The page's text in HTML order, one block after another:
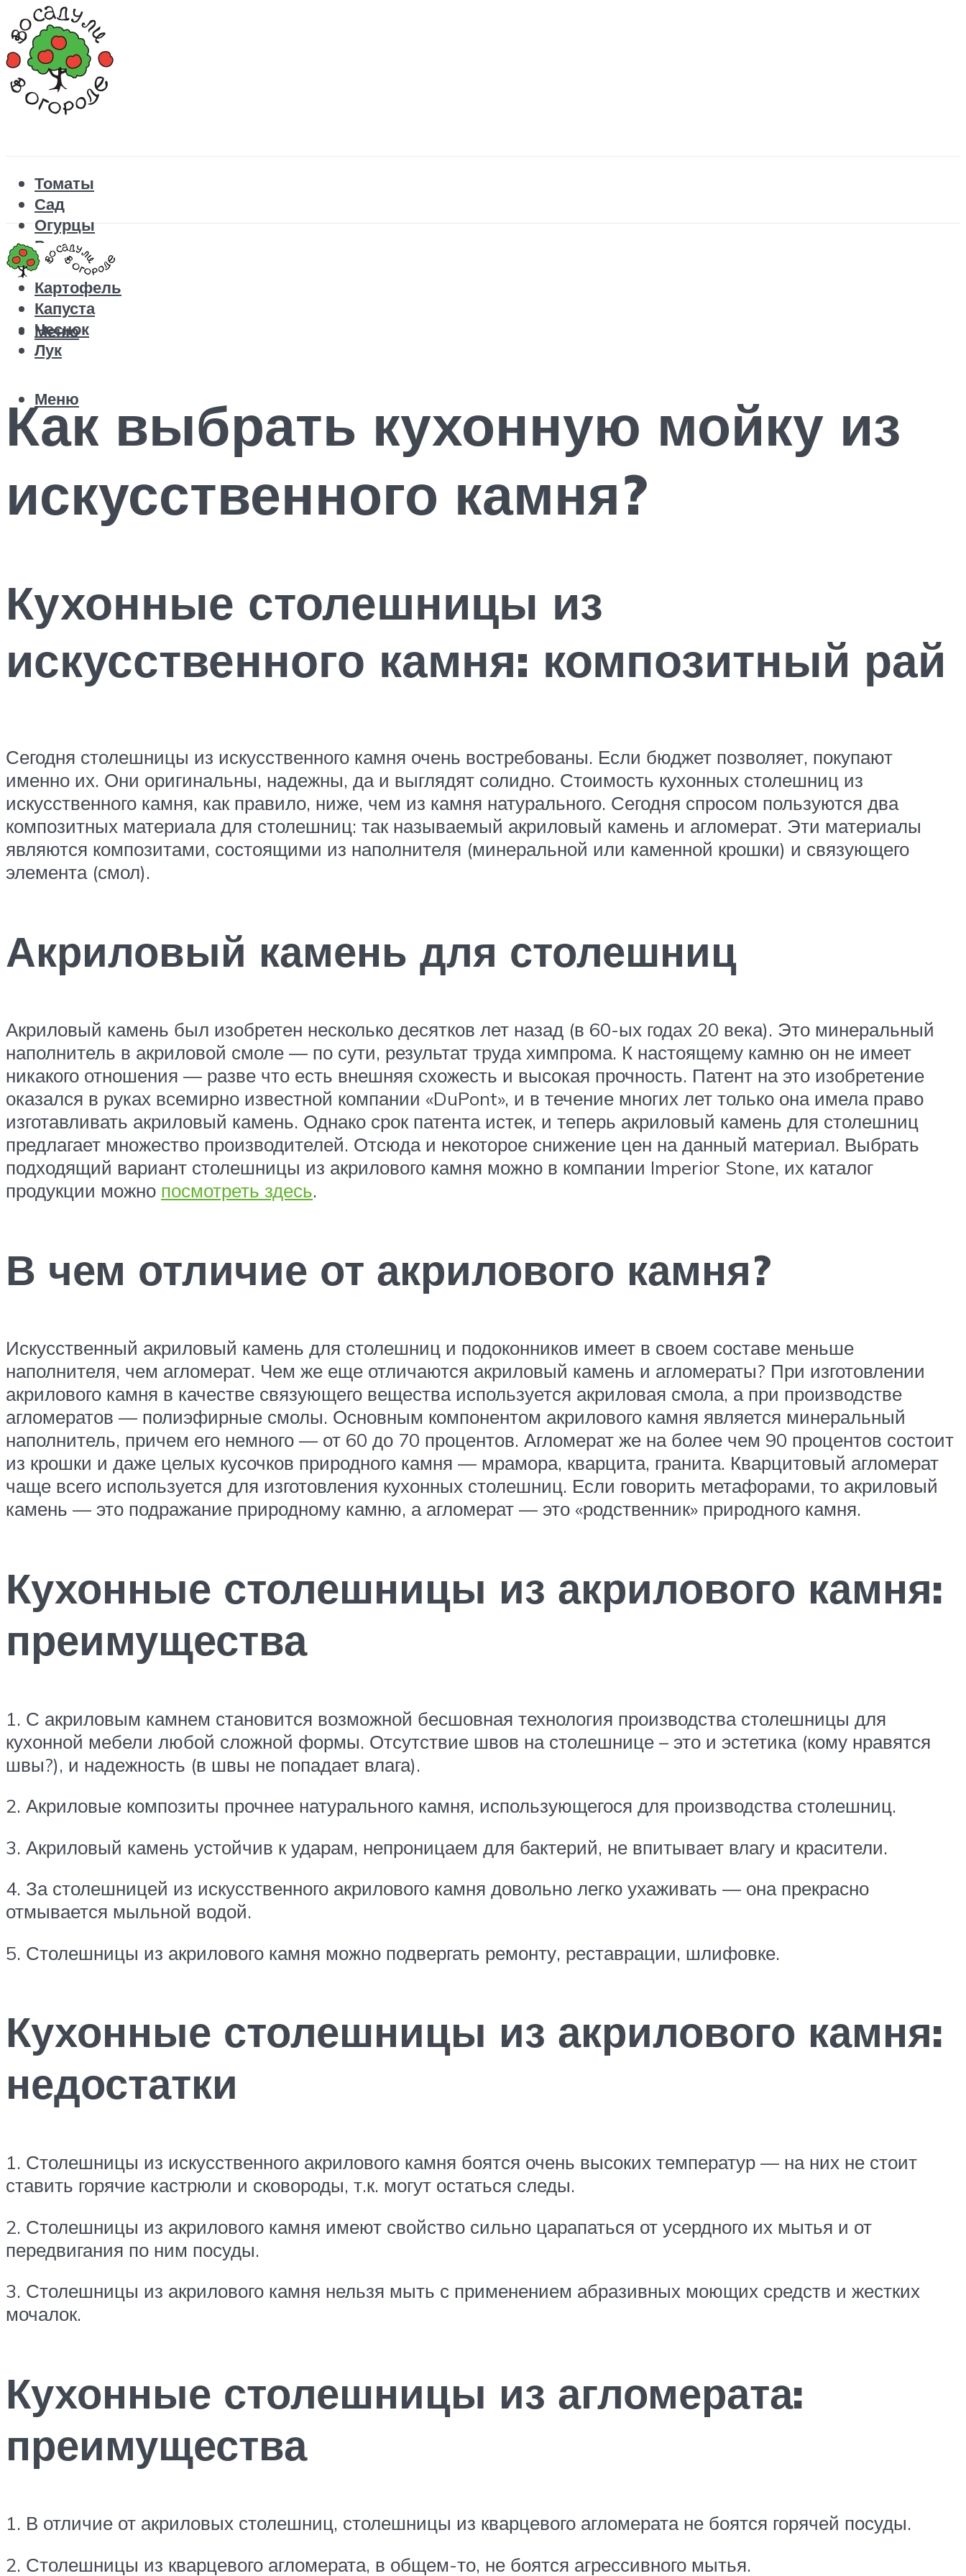
Томаты
Сад
Огурцы
Рецепты
Перец
Картофель
Капуста
Чеснок
Лук
Меню
Меню
Как выбрать кухонную мойку из
искусственного камня?
Кухонные столешницы из
искусственного камня: композитный рай
Сегодня столешницы из искусственного камня очень востребованы. Если бюджет позволяет, покупают
именно их. Они оригинальны, надежны, да и выглядят солидно. Стоимость кухонных столешниц из
искусственного камня, как правило, ниже, чем из камня натурального. Сегодня спросом пользуются два
композитных материала для столешниц: так называемый акриловый камень и агломерат. Эти материалы
являются композитами, состоящими из наполнителя (минеральной или каменной крошки) и связующего
элемента (смол).
Акриловый камень для столешниц
Акриловый камень был изобретен несколько десятков лет назад (в 60-ых годах 20 века). Это минеральный
наполнитель в акриловой смоле — по сути, результат труда химпрома. К настоящему камню он не имеет
никакого отношения — разве что есть внешняя схожесть и высокая прочность. Патент на это изобретение
оказался в руках всемирно известной компании «DuPont», и в течение многих лет только она имела право
изготавливать акриловый камень. Однако срок патента истек, и теперь акриловый камень для столешниц
предлагает множество производителей. Отсюда и некоторое снижение цен на данный материал. Выбрать
подходящий вариант столешницы из акрилового камня можно в компании Imperior Stone, их каталог
продукции можно посмотреть здесь.
В чем отличие от акрилового камня?
Искусственный акриловый камень для столешниц и подоконников имеет в своем составе меньше
наполнителя, чем агломерат. Чем же еще отличаются акриловый камень и агломераты? При изготовлении
акрилового камня в качестве связующего вещества используется акриловая смола, а при производстве
агломератов — полиэфирные смолы. Основным компонентом акрилового камня является минеральный
наполнитель, причем его немного — от 60 до 70 процентов. Агломерат же на более чем 90 процентов состоит
из крошки и даже целых кусочков природного камня — мрамора, кварцита, гранита. Кварцитовый агломерат
чаще всего используется для изготовления кухонных столешниц. Если говорить метафорами, то акриловый
камень — это подражание природному камню, а агломерат — это «родственник» природного камня.
Кухонные столешницы из акрилового камня:
преимущества
1. С акриловым камнем становится возможной бесшовная технология производства столешницы для
кухонной мебели любой сложной формы. Отсутствие швов на столешнице – это и эстетика (кому нравятся
швы?), и надежность (в швы не попадает влага).
2. Акриловые композиты прочнее натурального камня, использующегося для производства столешниц.
3. Акриловый камень устойчив к ударам, непроницаем для бактерий, не впитывает влагу и красители.
4. За столешницей из искусственного акрилового камня довольно легко ухаживать — она прекрасно
отмывается мыльной водой.
5. Столешницы из акрилового камня можно подвергать ремонту, реставрации, шлифовке.
Кухонные столешницы из акрилового камня:
недостатки
1. Столешницы из искусственного акрилового камня боятся очень высоких температур — на них не стоит
ставить горячие кастрюли и сковороды, т.к. могут остаться следы.
2. Столешницы из акрилового камня имеют свойство сильно царапаться от усердного их мытья и от
передвигания по ним посуды.
3. Столешницы из акрилового камня нельзя мыть с применением абразивных моющих средств и жестких
мочалок.
Кухонные столешницы из агломерата:
преимущества
1. В отличие от акриловых столешниц, столешницы из кварцевого агломерата не боятся горячей посуды.
2. Столешницы из кварцевого агломерата, в общем-то, не боятся агрессивного мытья.